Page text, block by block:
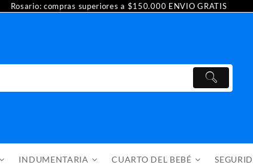
Rosario: compras superiores a $150.000 ENVIO GRATIS
INDUMENTARIA CUARTO DEL BEBÉ